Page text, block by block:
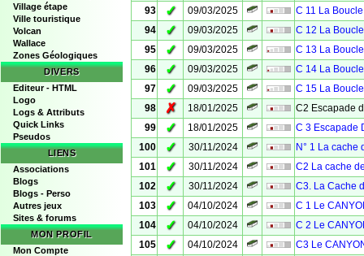
Village étape
Ville touristique
Volcan
Wallace
Zones Géologiques
DIVERS
Editeur - HTML
Logo
Logs & Attributs
Quick Links
Pseudos
LIENS
Associations
Blogs
Blogs - Perso
Autres jeux
Sites & forums
MON PROFIL
Mon Compte
93
✓ 09/03/2025
C 11 La
94
✓ 09/03/2025
C 12 La
95
✓ 09/03/2025
C 13 La
96
✓ 09/03/2025
C 14 La
97
✓ 09/03/2025
C 15 La
98
✗ 18/01/2025
C2 Escapade
99
✓ 18/01/2025
C 3 Escapade
100
✓ 30/11/2024
N° 1 La cache
101
✓ 30/11/2024
C2 La cache
102
✓ 30/11/2024
C3. La Cache
103
✓ 04/10/2024
C 1 Le
104
✓ 04/10/2024
C 2 Le
105
✓ 04/10/2024
C3 Le